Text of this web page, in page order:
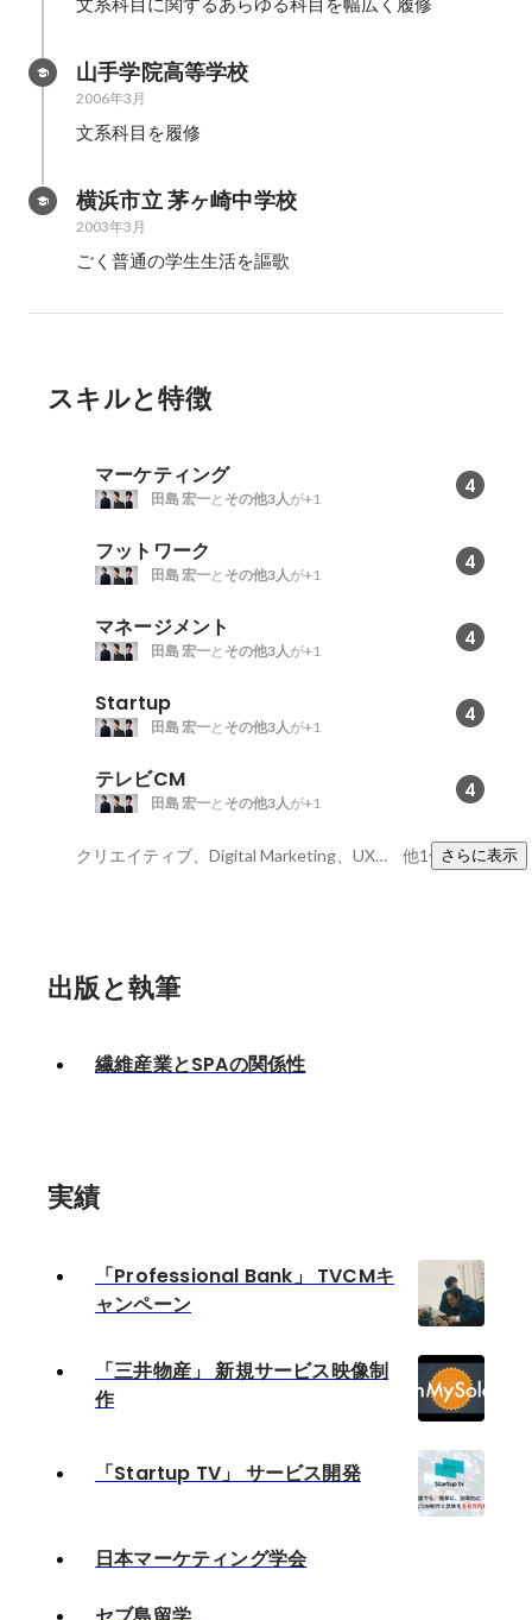
山手学院高等学校
2006年3月
文系科目を履修
横浜市立 茅ヶ崎中学校
2003年3月
ごく普通の学生生活を謳歌
スキルと特徴
マーケティング 4
田島 宏一と その他3人が+1
フットワーク 4
田島 宏一と その他3人が+1
マネージメント 4
田島 宏一と その他3人が+1
Startup 4
田島 宏一と その他3人が+1
テレビCM 4
田島 宏一と その他3人が+1
クリエイティブ、Digital Marketing、UXデザイン 他1件さらに表示
出版と執筆
繊維産業とSPAの関係性
実績
「Professional Bank」 TVCMキ
ャンペーン
「三井物産」 新規サービス映像制
作
「Startup TV」 サービス開発
日本マーケティング学会